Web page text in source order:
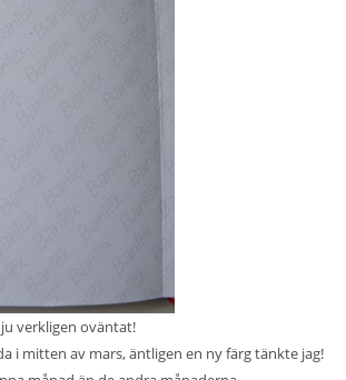
verkligen oväntat!
i mitten av mars, äntligen en ny färg tänkte jag!